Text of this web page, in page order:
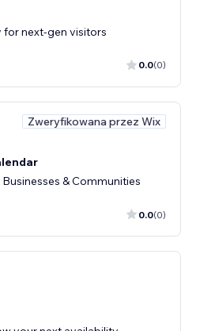
for next-gen visitors
0.0(0)
Zweryfikowana przez Wix
& Communities
0.0(0)